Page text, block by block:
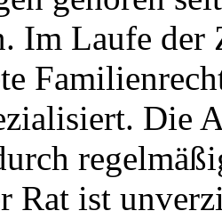
Im Laufe der
Die
Rat ist